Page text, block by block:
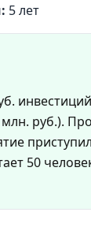
5 лет
инвестиций
руб.).
50